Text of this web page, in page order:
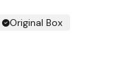
Original Box